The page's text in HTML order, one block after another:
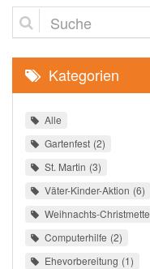
Suche
Kategorien
Alle
Gartenfest 2
St. Martin 3
Väter-Kinder-Aktion 6
Weihnachts-Christmette
Computerhilfe 2
Ehevorbereitung 1